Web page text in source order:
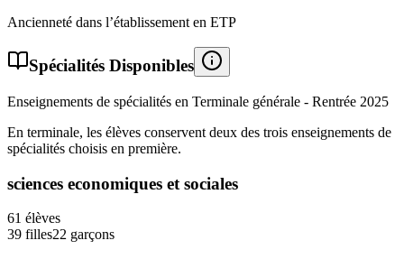
Ancienneté dans l’établissement en ETP
Spécialités Disponibles
Enseignements de spécialités en Terminale générale - Rentrée 2025
En terminale, les élèves conservent deux des trois enseignements de
spécialités choisis en première.
sciences economiques et sociales
61 élèves
39 filles22 garçons